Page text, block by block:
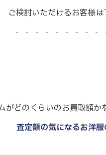
ご検討いただけるお客様
- - - - - - - - -
がどのくらいのお買取額
査定額の気になるお洋